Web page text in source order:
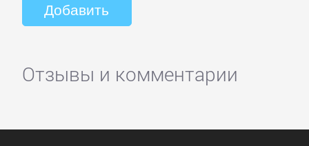
Отзывы и комментарии